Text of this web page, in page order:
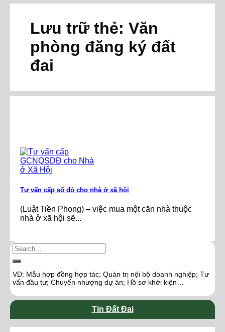
Lưu trữ thẻ: Văn
phòng đăng ký đất
đai
Tư vấn cấp sổ đỏ cho nhà ở xã hội
(Luật Tiền Phong) – việc mua một căn nhà thuộc
nhà ở xã hội sẽ...
VD: Mẫu hợp đồng hợp tác; Quản trị nội bộ doanh nghiệp; Tư
vấn đầu tư; Chuyển nhượng dự án; Hồ sơ khởi kiện…
Tin Đất Đai